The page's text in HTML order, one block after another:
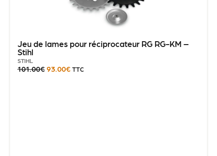
Jeu de lames pour réciprocateur RG RG-KM –
Stihl
STIHL
101.00€ 93.00€ TTC